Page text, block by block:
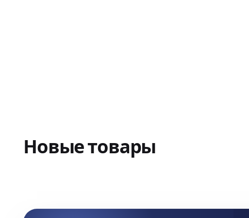
Новые товары